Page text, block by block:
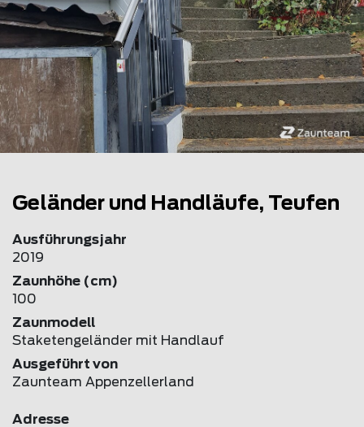
Geländer und Handläufe, Teufen
Ausführungsjahr
2019
Zaunhöhe (cm)
100
Zaunmodell
Staketengeländer mit Handlauf
Ausgeführt von
Zaunteam Appenzellerland
Adresse